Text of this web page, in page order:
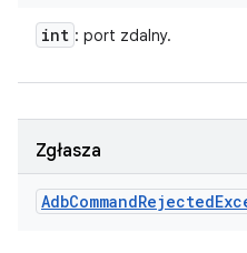
int : port zdalny.
Zgłasza
AdbCommandRejected